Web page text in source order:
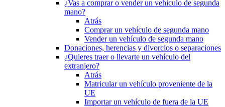
¿Vas a comprar o vender un vehículo de segunda
mano?
Atrás
Comprar un vehículo de segunda mano
Vender un vehículo de segunda mano
Donaciones, herencias y divorcios o separaciones
¿Quieres traer o llevarte un vehículo del
extranjero?
Atrás
Matricular un vehículo proveniente de la
UE
Importar un vehículo de fuera de la UE